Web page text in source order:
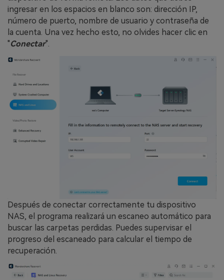
ingresar en los espacios en blanco son: dirección IP,
número de puerto, nombre de usuario y contraseña de
la cuenta. Una vez hecho esto, no olvides hacer clic en
"Conectar".
Después de conectar correctamente tu dispositivo
NAS, el programa realizará un escaneo automático para
buscar las carpetas perdidas. Puedes supervisar el
progreso del escaneado para calcular el tiempo de
recuperación.